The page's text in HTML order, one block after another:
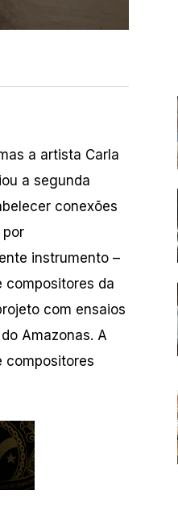
a artista Carla
a segunda
conexões
por
instrumento –
compositores da
com ensaios
Amazonas. A
compositores